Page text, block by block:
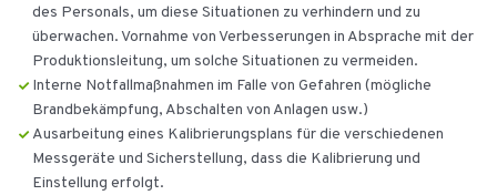
des Personals, um diese Situationen zu verhindern und zu
überwachen. Vornahme von Verbesserungen in Absprache mit der
Produktionsleitung, um solche Situationen zu vermeiden.
Interne Notfallmaßnahmen im Falle von Gefahren (mögliche
Brandbekämpfung, Abschalten von Anlagen usw.)
Ausarbeitung eines Kalibrierungsplans für die verschiedenen
Messgeräte und Sicherstellung, dass die Kalibrierung und
Einstellung erfolgt.